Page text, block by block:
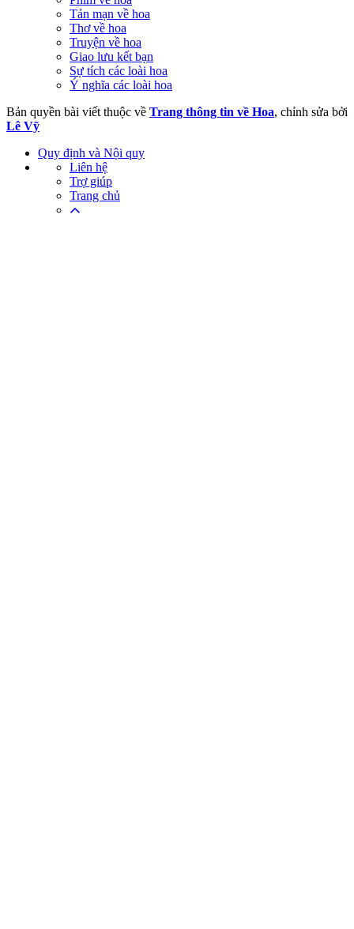
Tản mạn về hoa
Thơ về hoa
Truyện về hoa
Giao lưu kết bạn
Sự tích các loài hoa
Ý nghĩa các loài hoa
Bản quyền bài viết thuộc về Trang thông tin về Hoa, chỉnh sửa bởi
Lê Vỹ
Quy định và Nội quy
Liên hệ
Trợ giúp
Trang chủ